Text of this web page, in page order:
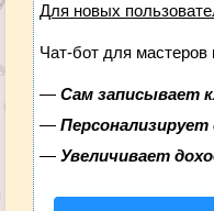
Для новых
Чат-бот для мастеров
— Сам записывает
—
— Увеличивает